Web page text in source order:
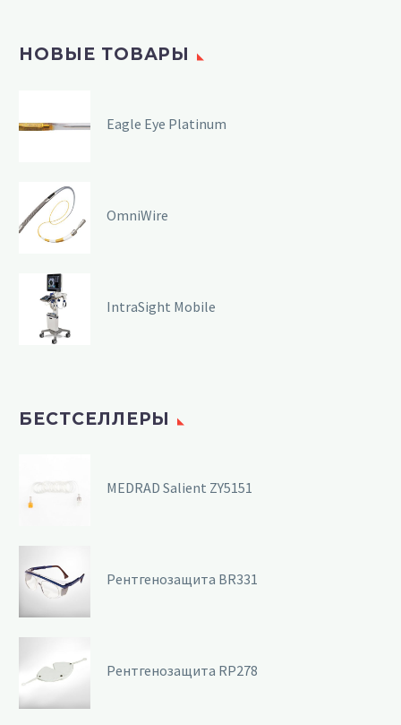
НОВЫЕ ТОВАРЫ
Eagle Eye Platinum
OmniWire
IntraSight Mobile
БЕСТСЕЛЛЕРЫ
MEDRAD Salient ZY5151
Рентгенозащита BR331
Рентгенозащита RP278